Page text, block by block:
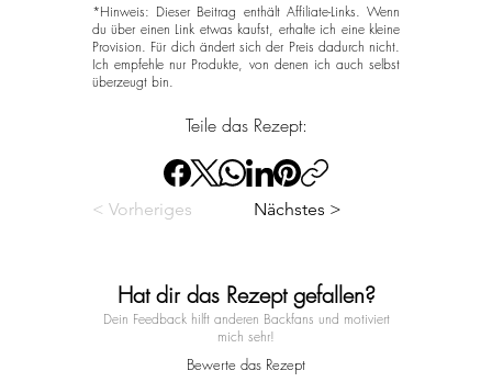
*Hinweis: Dieser Beitrag enthält Affiliate-Links. Wenn
du über einen Link etwas kaufst, erhalte ich eine kleine
Provision. Für dich ändert sich der Preis dadurch nicht.
Ich empfehle nur Produkte, von denen ich auch selbst
überzeugt bin.
Teile das Rezept:
< Vorheriges Nächstes >
Hat dir das Rezept gefallen?
Dein Feedback hilft anderen Backfans und motiviert
mich sehr!
Bewerte das Rezept